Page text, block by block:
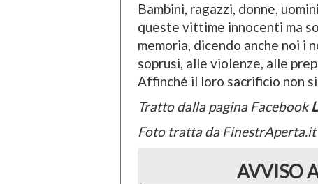
Bambini, ragazzi, donne,
queste vittime innocenti ma
memoria, dicendo anche noi i
soprusi, alle violenze, alle
Affinché il loro sacrificio non
Tratto dalla pagina Facebook
Foto tratta da FinestrAperta.it
AVVISO